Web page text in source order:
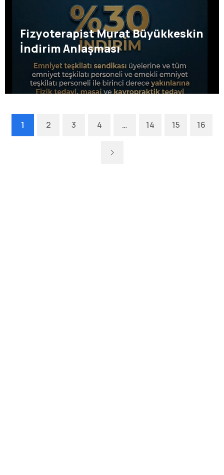
Fizyoterapist Murat Büyükkeskin
İndirim Anlaşması
1 2 3 4 … 14 15 16
Next